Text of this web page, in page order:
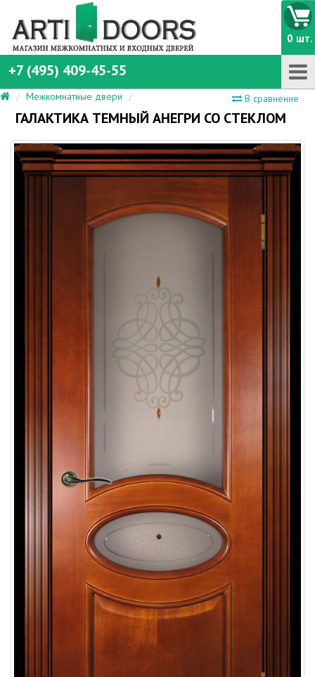
+7 (495) 409-45-55
0 шт.
В сравнение
Межкомнатные двери
ГАЛАКТИКА ТЕМНЫЙ АНЕГРИ СО СТЕКЛОМ